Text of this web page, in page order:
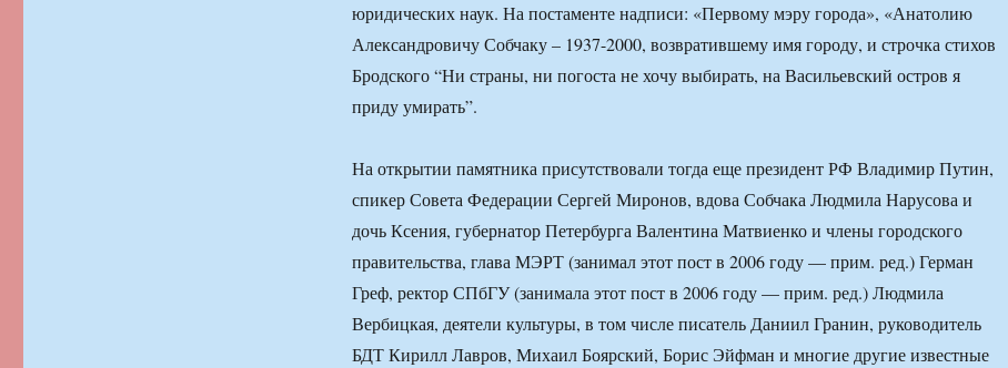
юридических наук. На постаменте надписи: «Первому мэру города», «Анатолию
Александровичу Собчаку – 1937-2000, возвратившему имя городу, и строчка стихов
Бродского “Ни страны, ни погоста не хочу выбирать, на Васильевский остров я
приду умирать”.
На открытии памятника присутствовали тогда еще президент РФ Владимир Путин,
спикер Совета Федерации Сергей Миронов, вдова Собчака Людмила Нарусова и
дочь Ксения, губернатор Петербурга Валентина Матвиенко и члены городского
правительства, глава МЭРТ (занимал этот пост в 2006 году — прим. ред.) Герман
Греф, ректор СПбГУ (занимала этот пост в 2006 году — прим. ред.) Людмила
Вербицкая, деятели культуры, в том числе писатель Даниил Гранин, руководитель
БДТ Кирилл Лавров, Михаил Боярский, Борис Эйфман и многие другие известные